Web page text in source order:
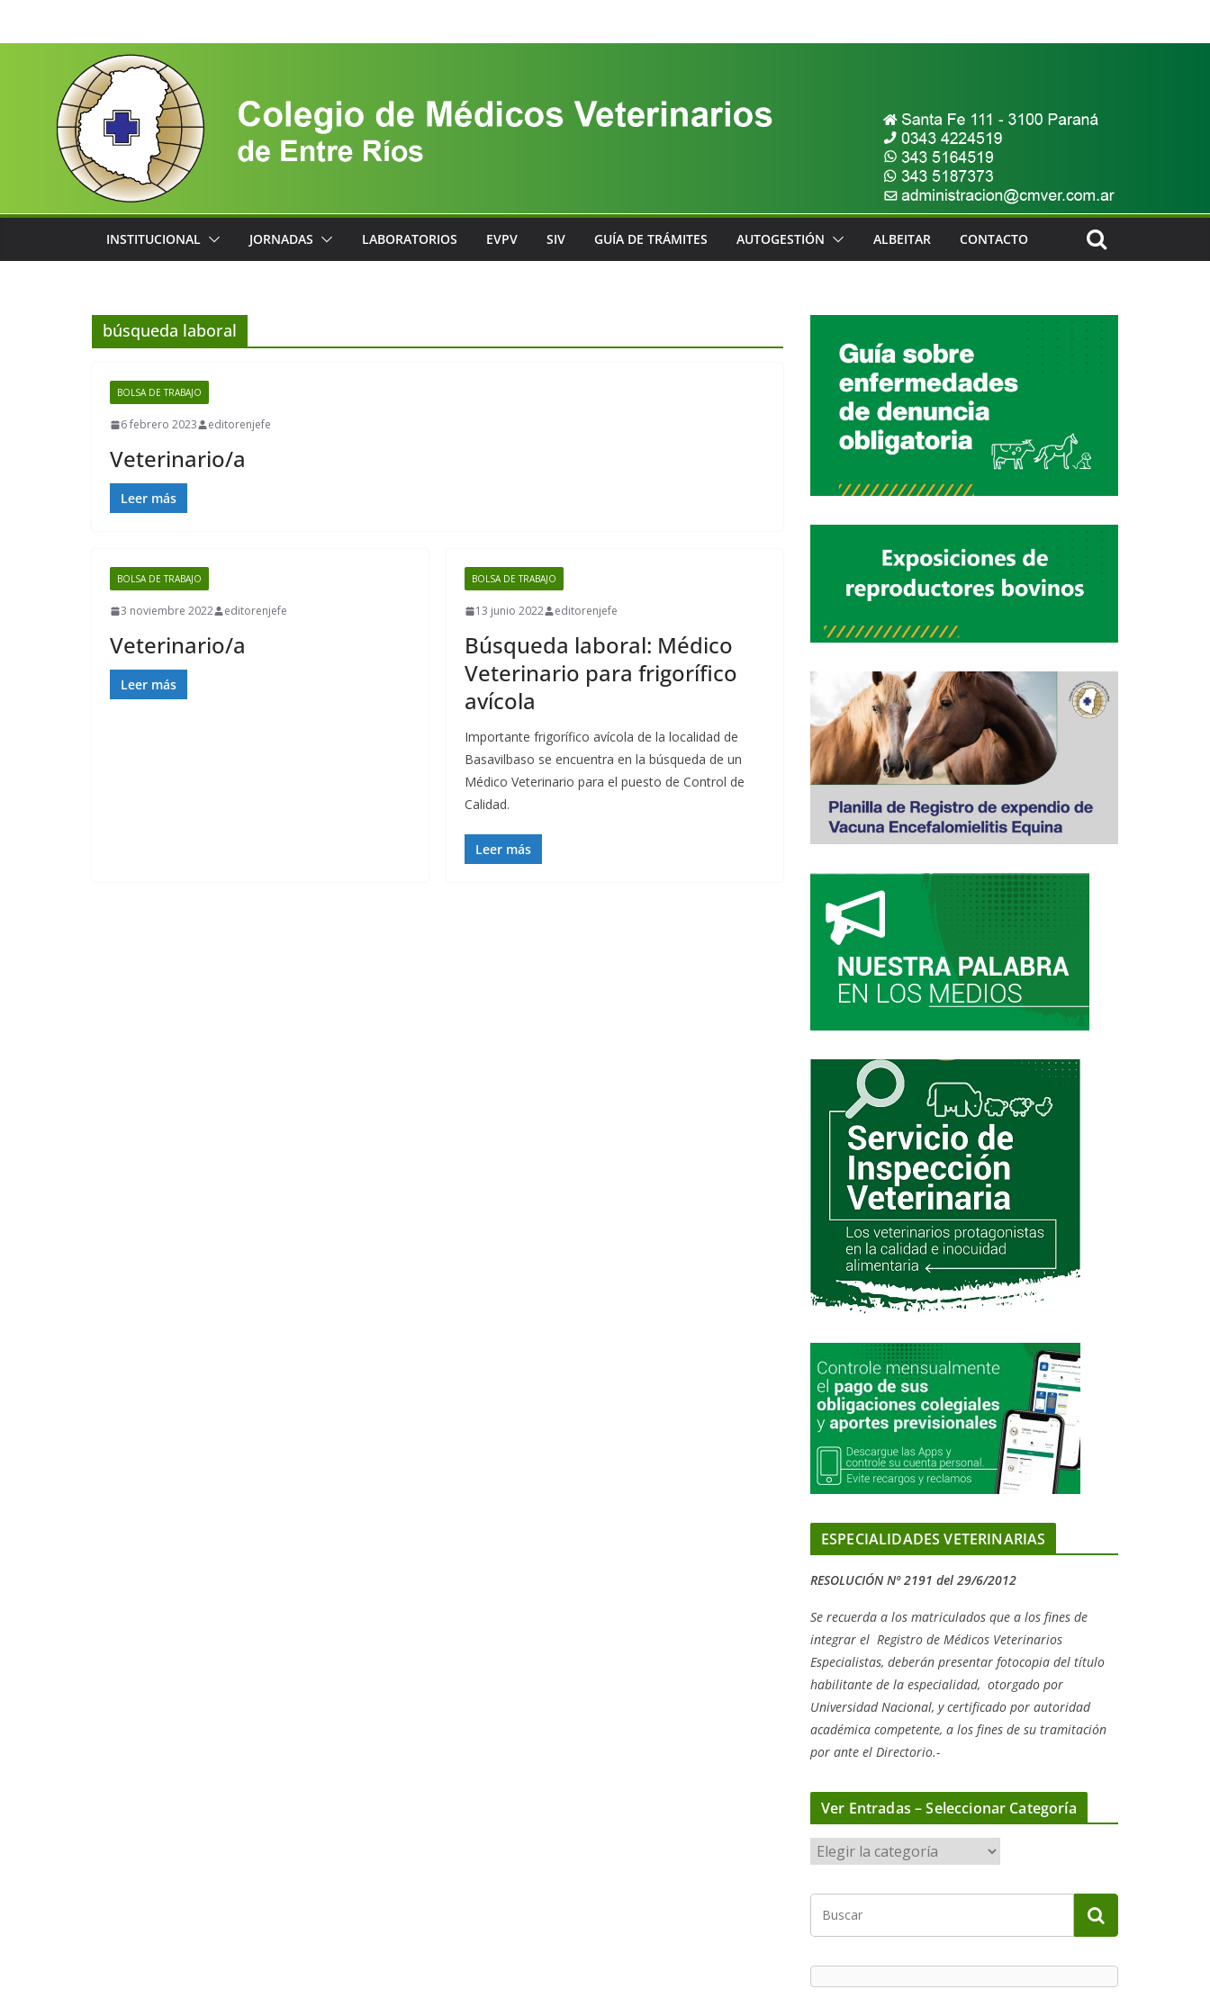
INSTITUCIONAL JORNADAS LABORATORIOS EVPV SIV GUÍA DE TRÁMITES AUTOGESTIÓN ALBEITAR CONTACTO
búsqueda laboral
BOLSA DE TRABAJO
6 febrero 2023 editorenjefe
Veterinario/a
Leer más
BOLSA DE TRABAJO
3 noviembre 2022 editorenjefe
Veterinario/a
Leer más
BOLSA DE TRABAJO
13 junio 2022 editorenjefe
Búsqueda laboral: Médico
Veterinario para frigorífico
avícola
Importante frigorífico avícola de la localidad de
Basavilbaso se encuentra en la búsqueda de un
Médico Veterinario para el puesto de Control de
Calidad.
Leer más
ESPECIALIDADES VETERINARIAS
RESOLUCIÓN Nº 2191 del 29/6/2012
Se recuerda a los matriculados que a los fines de
integrar el Registro de Médicos Veterinarios
Especialistas, deberán presentar fotocopia del título
habilitante de la especialidad, otorgado por
Universidad Nacional, ycertificado por autoridad
académica competente, a los fines de su tramitación
por ante el Directorio.-
Ver Entradas – Seleccionar Categoría
e
r
n
r